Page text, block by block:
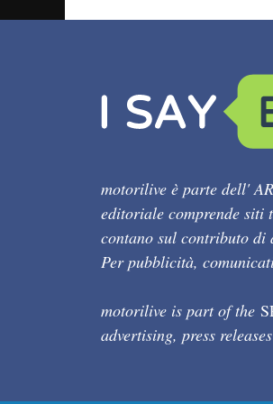
motorilive è parte dell'
editoriale comprende siti
contano sul contributo di
Per pubblicità,
motorilive is part of the
advertising, press